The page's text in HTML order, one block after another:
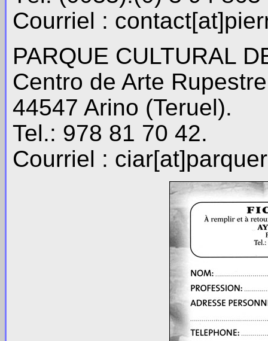
Courriel :
PARQUE CULTURAL
Centro de Arte
44547 Arino (Teruel).
Tel.: 978 81 70 42.
Courriel :